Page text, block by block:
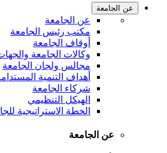
عن الجامعة
عن الجامعة
مكتب رئيس الجامعة
أوقاف الجامعة
وكالات الجامعة
مجالس ولجان الجامعة
أهداف التنمية
شركاء الجامعة
الهيكل التنظيمي
الخطة الاستراتيجية
عن الجامعة